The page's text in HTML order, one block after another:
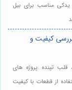
یدکی مناسب برای بیل
کیفیت و
قلب تپنده پروژه های
از قطعات با کیفیت